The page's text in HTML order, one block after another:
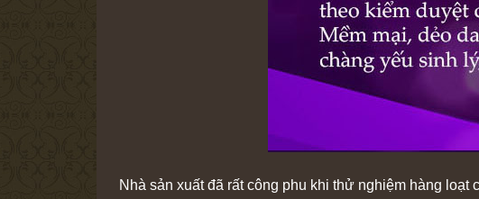
Nhà sản xuất đã rất công phu khi thử nghiệm hàng